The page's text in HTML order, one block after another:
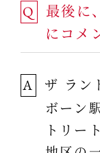
Q
最後に
にコメ
A
ザ ラン
ボーン
トリー